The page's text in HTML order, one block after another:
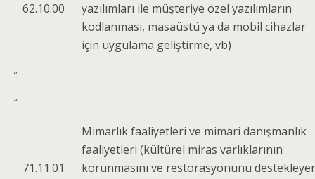
62.10.00
yazılımları ile müşteriye özel yazılımların
kodlanması, masaüstü ya da mobil cihazlar
için uygulama geliştirme, vb)
”
“
71.11.01
Mimarlık faaliyetleri ve mimari danışmanlık
faaliyetleri (kültürel miras varlıklarının
korunmasını ve restorasyonunu